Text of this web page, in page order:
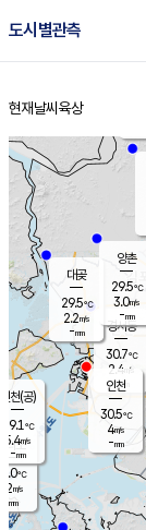
도시별관측
홈
현재날씨 육상
의도
℃
m/s
mm
경서동
30.7℃
2.4 m/s
-mm
대곶
29.5℃
2.2m/s
-mm
양촌
29.5℃
3.0m/s
-mm
인천(공)
29.1℃
5.4m/s
-mm
인천
30.5℃
4m/s
-mm